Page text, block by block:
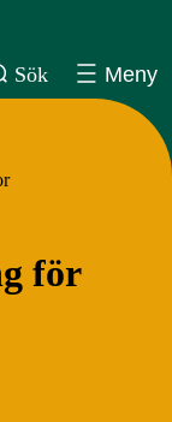
Sök Meny
för